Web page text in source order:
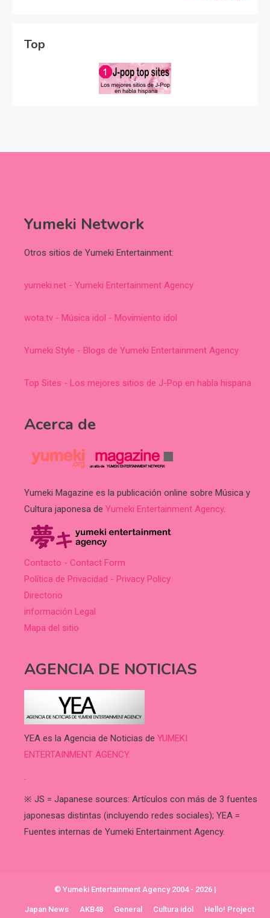
Top
Yumeki Network
Otros sitios de Yumeki Entertainment:
yumeki.net - Yumeki Entertainment Agency
wota.tv - Música idol - Movimiento idol
Yumeki Style - Blogs de Yumeki Entertainment Agency
Top Sites - Los mejores sitios de J-Pop en habla hispana
Acerca de
Yumeki Magazine es la publicación online sobre Música y
Cultura japonesa de Yumeki Entertainment Agency.
Contacto - Contact Form
Política de Privacidad - Privacy Policy
Directorio
información Legal
Mapa del sitio
AGENCIA DE NOTICIAS
YEA es la Agencia de Noticias de YUMEKI
ENTERTAINMENT AGENCY.
.
※ JS = Japanese sources: Artículos con más de 3 fuentes
japonesas distintas (incluyendo redes sociales); YEA =
Fuentes internas de Yumeki Entertainment Agency.
© Yumeki Entertainment Agency 2004 - 2026 |
Japan News AKB48 General Cultura idol Hello! Project